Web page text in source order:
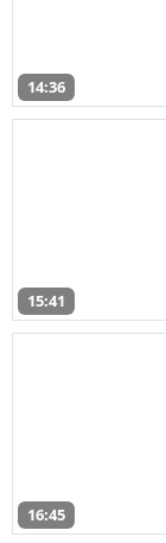
14:36
15:41
16:45